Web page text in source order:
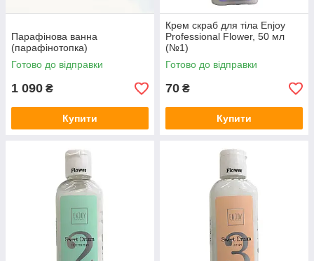
Парафінова ванна
(парафінотопка)
Готово до відправки
1 090 ₴
Купити
Крем скраб для тіла Еnjoy
Professional Flower, 50 мл
(№1)
Готово до відправки
70 ₴
Купити